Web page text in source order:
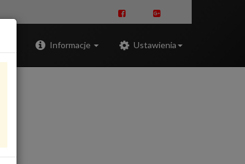
Informacje Ustawienia